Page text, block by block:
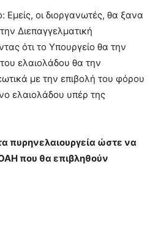
οι διοργανωτές, θα ξανα
Διεπαγγελματική
ότι το Υπουργείο θα την
ελαιολάδου θα την
με την επιβολή του φόρου
ελαιολάδου υπέρ της
πυρηνελαιουργεία ώστε να
που θα επιβληθούν